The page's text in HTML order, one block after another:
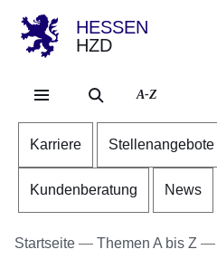
HESSEN
HZD
A-Z
Karriere Stellenangebote
Kundenberatung News
Startseite Themen A bis Z